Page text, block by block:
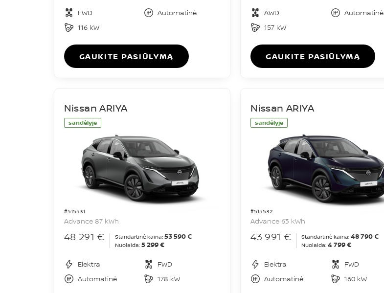
FWD
Automatinė
116 kW
GAUKITE PASIŪLYMĄ
AWD
Automatinė
157 kW
GAUKITE PASIŪLYMĄ
sandėlyje
#515531
Nissan ARIYA
Advance 87 kWh
48 291 € Standartinė kaina: 53 590 €
Nuolaida: 5 299 €
Elektra
FWD
Automatinė
178 kW
sandėlyje
#515532
Nissan ARIYA
Advance 63 kWh
43 991 € Standartinė kaina: 48 790 €
Nuolaida: 4 799 €
Elektra
FWD
Automatinė
160 kW